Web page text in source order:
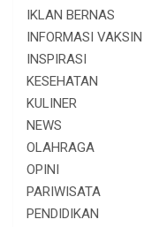
IKLAN BERNAS
INFORMASI VAKSIN
INSPIRASI
KESEHATAN
KULINER
NEWS
OLAHRAGA
OPINI
PARIWISATA
PENDIDIKAN